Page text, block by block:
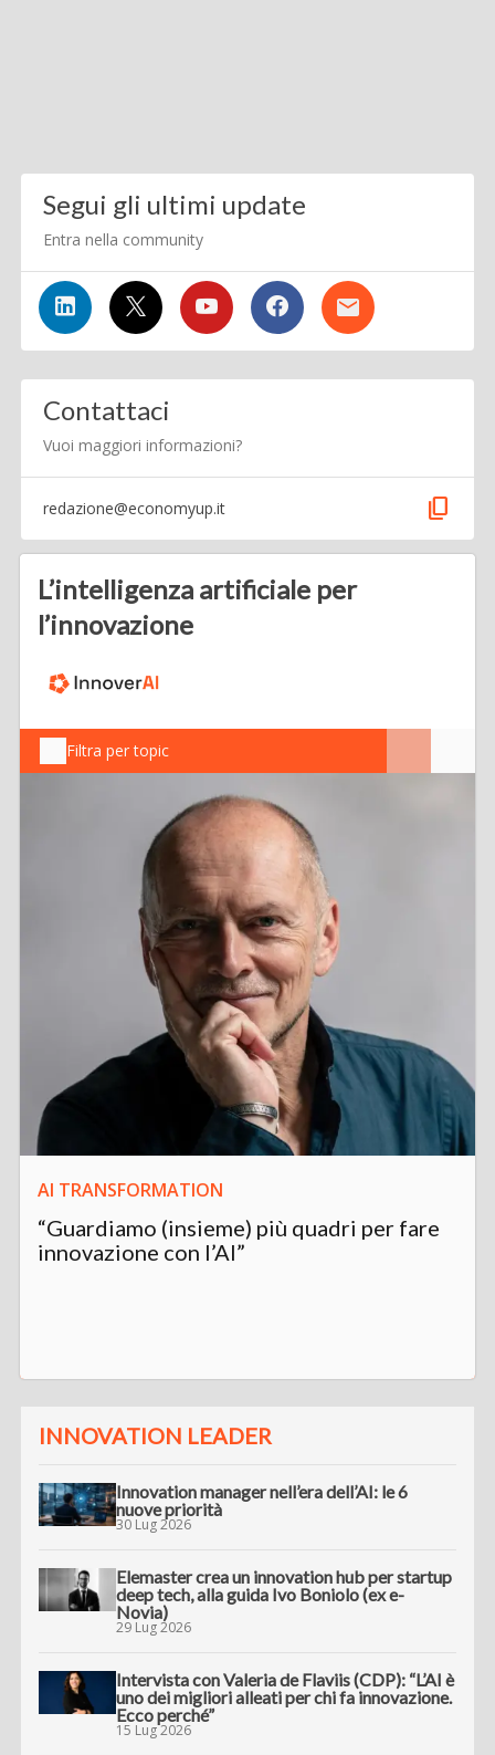
Segui gli ultimi update
Entra nella community
Contattaci
Vuoi maggiori informazioni?
redazione@economyup.it content_copy
L’intelligenza artificiale per
l’innovazione
Filtra per topic
AI TRANSFORMATION
“Guardiamo (insieme) più quadri per fare
innovazione con l’AI”
INNOVATION LEADER
Innovation manager nell’era dell’AI: le 6
nuove priorità
30 Lug 2026
Elemaster crea un innovation hub per startup
deep tech, alla guida Ivo Boniolo (ex e-
Novia)
29 Lug 2026
Intervista con Valeria de Flaviis (CDP): “L’AI è
uno dei migliori alleati per chi fa innovazione.
Ecco perché”
15 Lug 2026